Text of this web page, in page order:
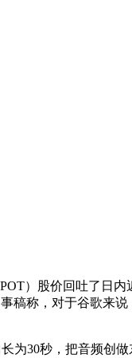
）股价回吐了日内
稿称，对于谷歌来说
为30秒，把音频创